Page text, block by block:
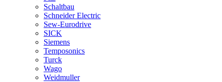
Schaltbau
Schneider Electric
Sew-Eurodrive
SICK
Siemens
Temposonics
Turck
Wago
Weidmuller